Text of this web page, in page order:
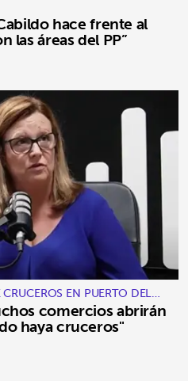
hace frente al
las áreas del PP”
EN PUERTO DEL
comercios abrirán
haya cruceros"